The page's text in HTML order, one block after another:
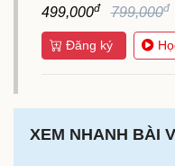
499,000đ 799,000đ
Đăng ký
XEM NHANH BÀI